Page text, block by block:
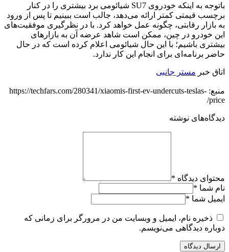
باتوجه به اینکه خودروی SU7 شیائومی برد بیشتری را در کنار
برچسب قیمتی کمتر ارائه می‌دهد، جالب است ببینیم تا پس از ورود
به بازار رقابتی، چگونه عمل خواهد کرد. با در نظرگیری موفقیت‌های
این خودرو در چین، ممکن است شاهد عرضه آن به بازارهای
بیشتری باشیم؛ با این حال شیائومی اعلام کرده است که در حال
حاضر برنامه‌ای برای انجام این کار ندارد.
اتاق خبر مستر جانبی
منبع: https://techfars.com/280341/xiaomis-first-ev-undercuts-teslas-
price/
دیدگاه‌های نوشته
محتوای دیدگاه *
نام شما *
ایمیل شما *
ذخیره نام، ایمیل و وبسایت من در مرورگر برای زمانی که
دوباره دیدگاهی می‌نویسم.